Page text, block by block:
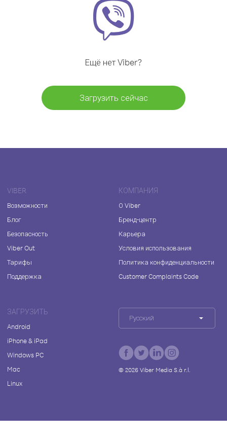
Ещё нет Viber?
Загрузить сейчас
VIBER
Возможности
Блог
Безопасность
Viber Out
Тарифы
Поддержка
КОМПАНИЯ
О Viber
Бренд-центр
Карьера
Условия использования
Политика конфиденциальности
Customer Complaints Code
ЗАГРУЗИТЬ
Android
iPhone & iPad
Windows PC
Mac
Linux
Русский
© 2026Viber Media S.à r.l.